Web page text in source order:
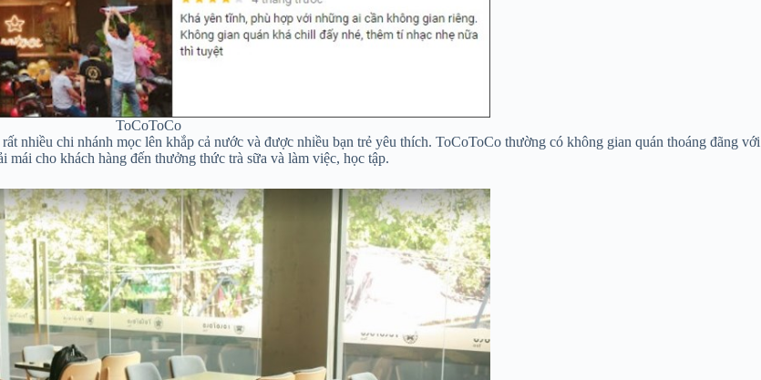
ToCoToCo
nhiều chi nhánh mọc lên khắp cả nước và được nhiều bạn trẻ yêu thích. ToCoToCo thường có không gian quán thoáng đãng với
cho khách hàng đến thưởng thức trà sữa và làm việc, học tập.